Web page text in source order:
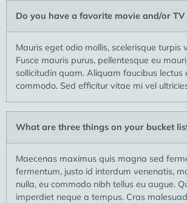
Do you have a favorite movie and/or TV
Mauris eget odio mollis, scelerisque turpis
Fusce mauris purus, pellentesque eu
sollicitudin quam. Aliquam faucibus lectus
commodo. Sed efficitur vitae mi vel
What are three things on your bucket
Maecenas maximus quis magna sed
fermentum, justo id interdum venenatis,
nulla, eu commodo nibh tellus eu augue.
imperdiet neque a tempus. Cras